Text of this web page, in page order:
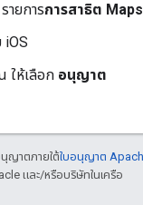
ายการการสาธิต
iOS
ให้เลือก อนุญาต
ญาตภายใต้ใบอนุญาต
และ/หรือบริษัทในเครือ